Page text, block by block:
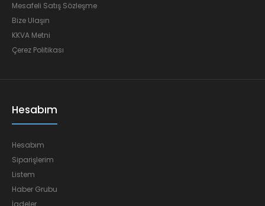
Mesafeli Satış Sözleşme
Bize Ulaşın
KKVA Metni
Çerez Politikası
Hesabım
Hesabım
Siparişlerim
Listem
Haber Grubu
İadeler